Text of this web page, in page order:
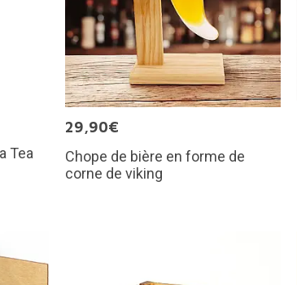
Tea
29,90€
Chope de bière en forme de
corne de viking